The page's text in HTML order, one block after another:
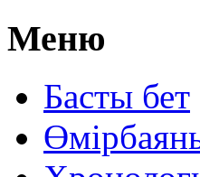
Меню
Басты бет